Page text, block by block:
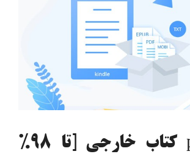
خرید pdf کتاب خارجی [تا 98%